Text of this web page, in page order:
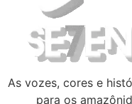
As vozes, cores e
para os